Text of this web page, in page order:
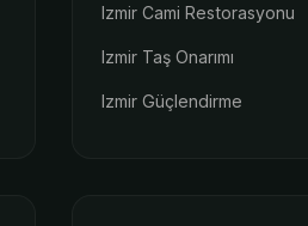
Izmir Cami Restorasyonu
Izmir Taş Onarımı
Izmir Güçlendirme